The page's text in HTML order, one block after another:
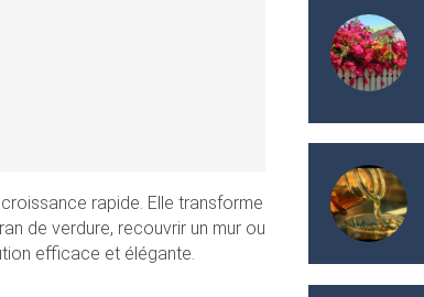
rapide. Elle transforme
de verdure, recouvrir un mur ou
efficace et élégante.